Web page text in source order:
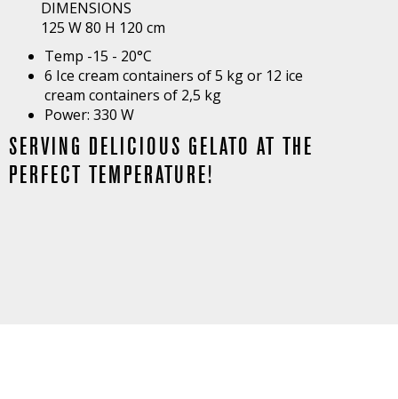
DIMENSIONS
125 W 80 H 120 cm
Temp -15 - 20°C
6 Ice cream containers of 5 kg or 12 ice
cream containers of 2,5 kg
Power: 330 W
SERVING DELICIOUS GELATO AT THE
PERFECT TEMPERATURE!